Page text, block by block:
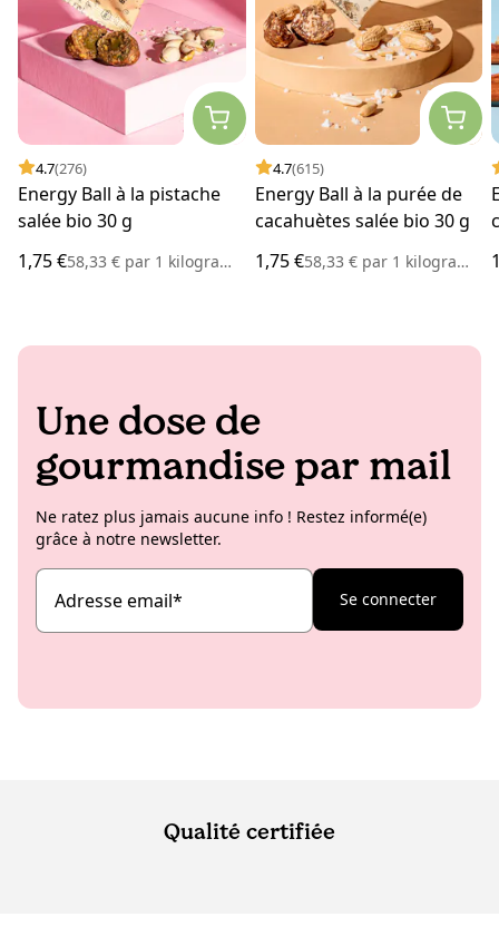
4.7(276)
Energy Ball à la pistache
salée bio 30 g
1,75 €58,33 € par 1 kilogramme
4.7(615)
Energy Ball à la purée de
cacahuètes salée bio 30 g
1,75 €58,33 € par1 kilogramme
Une dose de
gourmandise par mail
Ne ratez plus jamais aucune info ! Restez informé(e)
grâce à notre newsletter.
Adresse email* Se connecter
Qualité certifiée